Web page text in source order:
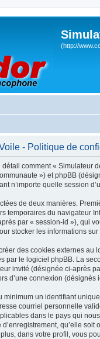
(http://
- Politique de
comment « Simulateur
») et phpBB
n’importe quelle session
de deux manières.
temporaires du navigateur
par « session-id »), qui
stocker les informations
des cookies externes au
par le logiciel phpBB. La
invité (désignée ci-après
d’une connexion (désignés
minimum un identifiant
courriel personnelle
dans le pays qui
qu’elle
dans votre profil, vous